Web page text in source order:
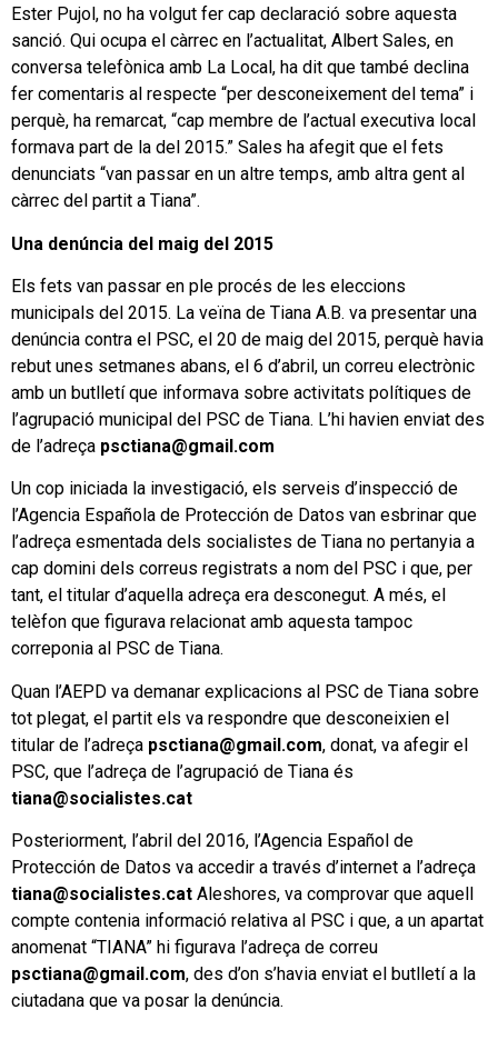
Ester Pujol, no ha volgut fer cap declaració sobre aquesta
sanció. Qui ocupa el càrrec en l’actualitat, Albert Sales, en
conversa telefònica amb La Local, ha dit que també declina
fer comentaris al respecte “per desconeixement del tema” i
perquè, ha remarcat, “cap membre de l’actual executiva local
formava part de la del 2015.” Sales ha afegit que el fets
denunciats “van passar en un altre temps, amb altra gent al
càrrec del partit a Tiana”.
Una denúncia del maig del 2015
Els fets van passar en ple procés de les eleccions
municipals del 2015. La veïna de Tiana A.B. va presentar una
denúncia contra el PSC, el 20 de maig del 2015, perquè havia
rebut unes setmanes abans, el 6 d’abril, un correu electrònic
amb un butlletí que informava sobre activitats polítiques de
l’agrupació municipal del PSC de Tiana. L’hi havien enviat des
de l’adreça psctiana@gmail.com
Un cop iniciada la investigació, els serveis d’inspecció de
l’Agencia Española de Protección de Datos van esbrinar que
l’adreça esmentada dels socialistes de Tiana no pertanyia a
cap domini dels correus registrats a nom del PSC i que, per
tant, el titular d’aquella adreça era desconegut. A més, el
telèfon que figurava relacionat amb aquesta tampoc
correponia al PSC de Tiana.
Quan l’AEPD va demanar explicacions al PSC de Tiana sobre
tot plegat, el partit els va respondre que desconeixien el
titular de l’adreça psctiana@gmail.com, donat, va afegir el
PSC, que l’adreça de l’agrupació de Tiana és
tiana@socialistes.cat
Posteriorment, l’abril del 2016, l’Agencia Español de
Protección de Datos va accedir a través d’internet a l’adreça
tiana@socialistes.cat Aleshores, va comprovar que aquell
compte contenia informació relativa al PSC i que, a un apartat
anomenat “TIANA” hi figurava l’adreça de correu
psctiana@gmail.com, des d’on s’havia enviat el butlletí a la
ciutadana que va posar la denúncia.